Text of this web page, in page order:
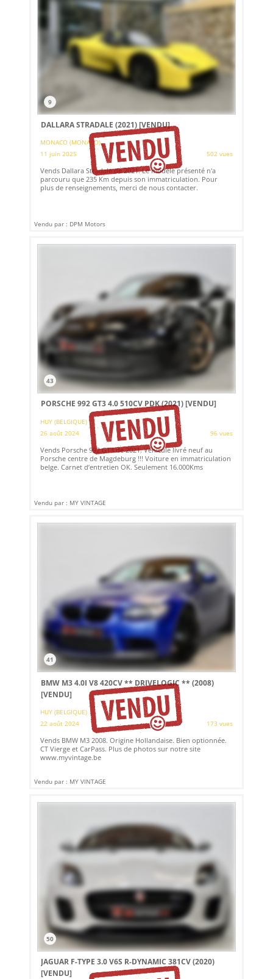
9
DALLARA STRADALE (2021)[VENDU]
MONACO (MONACO)
11 juin 2025
502 vues
Vends Dallara Stradale de 2021. Le modèle présenté n'a
parcouru que 235 Km depuis son immatriculation. Pour
plus de renseignements, merci de nous contacter.
Vendu par : DPM Motors
43
PORSCHE 992 GT3 4.0 510CV PDK (2021)[VENDU]
HUY (BELGIQUE)
26 août 2024
96 vues
Vends Porsche 992 GT3 de 2021. Véhicule livré neuf au
Porsche centre de Magdeburg !!! Voiture en immatriculation
belge. Carnet d’entretien OK. Seulement 16.000Kms
Vendu par : MY VINTAGE
41
BMW M3 4.0I V8 420CV ** DRIVELOGIC ** (2008)
[VENDU]
HUY (BELGIQUE)
22 août 2024
173 vues
Vends BMW M3 2008. Origine Hollandaise. Bien optionnée.
CT Vierge et CarPass. Plus de photos sur notre site
www.myvintage.be
Vendu par : MY VINTAGE
50
JAGUAR F-TYPE 3.0 V6S R-DYNAMIC 381CV (2020)
[VENDU]